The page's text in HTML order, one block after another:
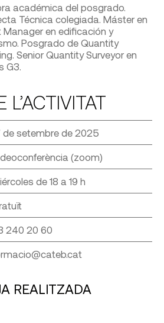
académica del posgrado.
Técnica colegiada. Máster en
Manager en edificación y
Posgrado de Quantity
Senior Quantity Surveyor en
G3.
L’ACTIVITAT
de setembre de 2025
(zoom)
de 18 a 19 h
240 20 60
REALITZADA